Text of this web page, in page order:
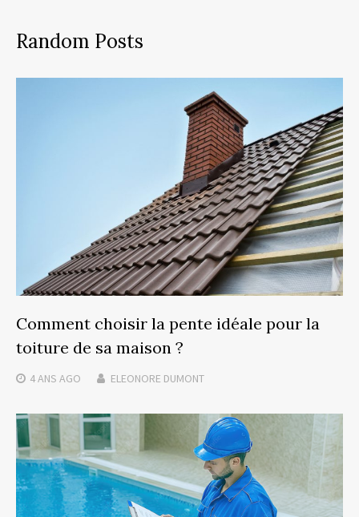
Random Posts
Comment choisir la pente idéale pour la
toiture de sa maison ?
4 ANS AGO ELEONORE DUMONT